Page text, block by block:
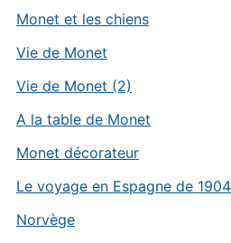
Monet et les chiens
Vie de Monet
Vie de Monet (2)
A la table de Monet
Monet décorateur
Le voyage en Espagne de 1904
Norvège